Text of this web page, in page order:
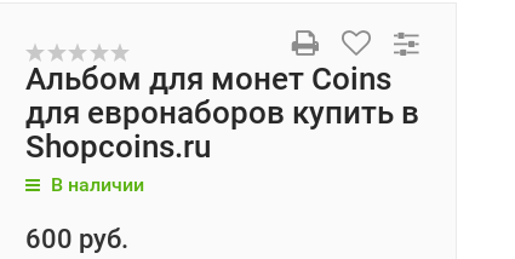
Альбом для монет Coins
для евронаборов купить в
Shopcoins.ru
В наличии
600 руб.